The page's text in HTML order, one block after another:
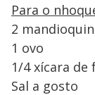
Para o
2
1 ovo
1/4 xícara de
Sal a gosto